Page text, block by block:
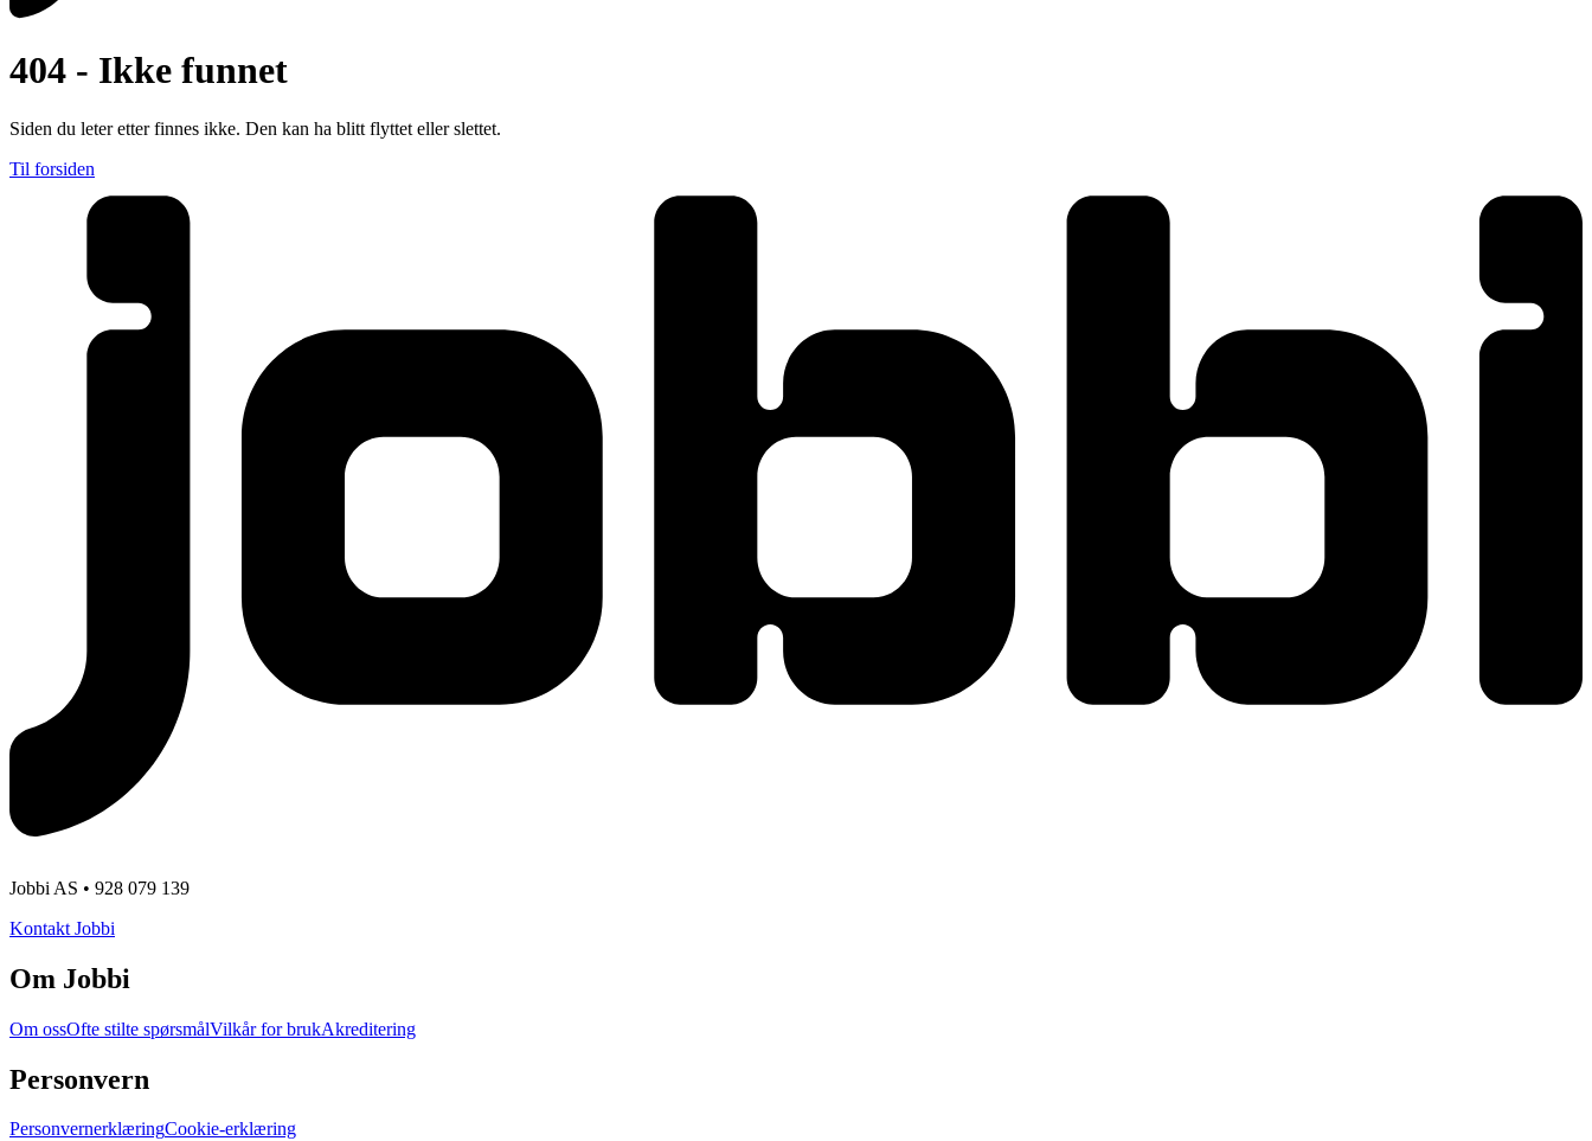
404 - Ikke funnet
Siden du leter etter finnes ikke. Den kan ha blitt flyttet eller slettet.
Til forsiden
Jobbi AS • 928 079 139
Kontakt Jobbi
Om Jobbi
Om ossOfte stilte spørsmålVilkår for brukAkreditering
Personvern
PersonvernerklæringCookie-erklæring